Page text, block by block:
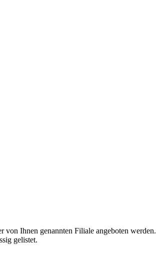
von Ihnen genannten Filiale angeboten werden.
gelistet.